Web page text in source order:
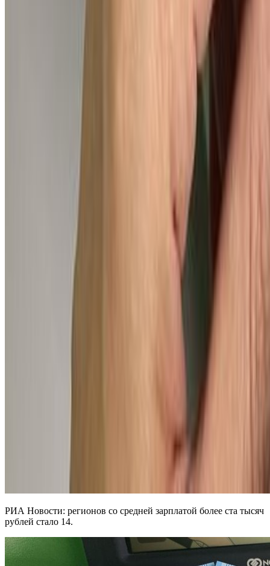
РИА Новости: регионов со средней зарплатой более ста тысяч
рублей стало 14.